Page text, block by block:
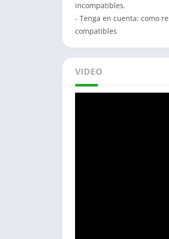
incompatibles.
- Tenga en cuenta: como
compatibles
VIDEO